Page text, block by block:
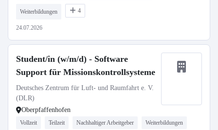
Weiterbildungen 4
24.07.2026
Student/in (w/m/d) - Software
Support für Missionskontrollsysteme
Deutsches Zentrum für Luft- und Raumfahrt e. V.
(DLR)
Oberpfaffenhofen
Vollzeit Teilzeit Nachhaltiger Arbeitgeber Weiterbildungen